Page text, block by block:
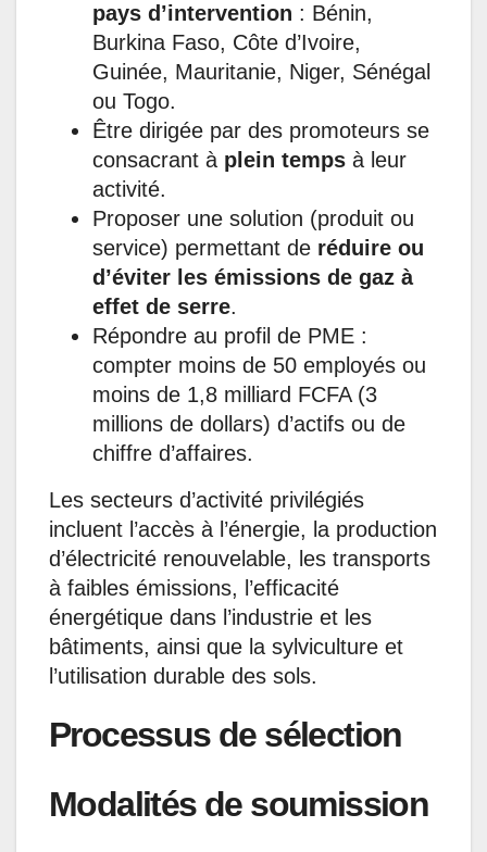
pays d’intervention : Bénin,
Burkina Faso, Côte d’Ivoire,
Guinée, Mauritanie, Niger, Sénégal
ou Togo.
Être dirigée par des promoteurs se
consacrant à plein temps à leur
activité.
Proposer une solution (produit ou
service) permettant de réduire ou
d’éviter les émissions de gaz à
effet de serre.
Répondre au profil de PME :
compter moins de 50 employés ou
moins de 1,8 milliard FCFA (3
millions de dollars) d’actifs ou de
chiffre d’affaires.
Les secteurs d’activité privilégiés
incluent l’accès à l’énergie, la production
d’électricité renouvelable, les transports
à faibles émissions, l’efficacité
énergétique dans l’industrie et les
bâtiments, ainsi que la sylviculture et
l’utilisation durable des sols.
Processus de sélection
Modalités de soumission